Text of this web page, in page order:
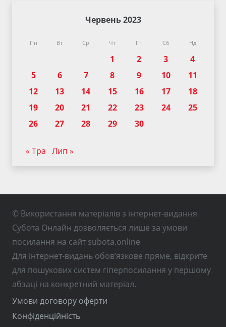
Червень 2023
Пн Вт Ср Чт Пт Сб Нд
1 2 3
4
5
6 7 8 9 10
11
12
13 14 15 16 17
18
19
20 21 22 23 24
25
26
27 28 29 30
« Тра Лип »
© Використання матеріалів з інтернет-видання
Субота Онлайн дозволяється лише за умови
посилання на сайт subota.online
Для інтернет-видань обов’язкове пряме, відкрите
для пошукових систем гіперпосилання у першому
абзаці на конкретний матеріал.
Умови договору оферти
Конфіденційність